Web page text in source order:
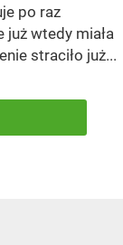
po raz
już wtedy miała
straciło już...